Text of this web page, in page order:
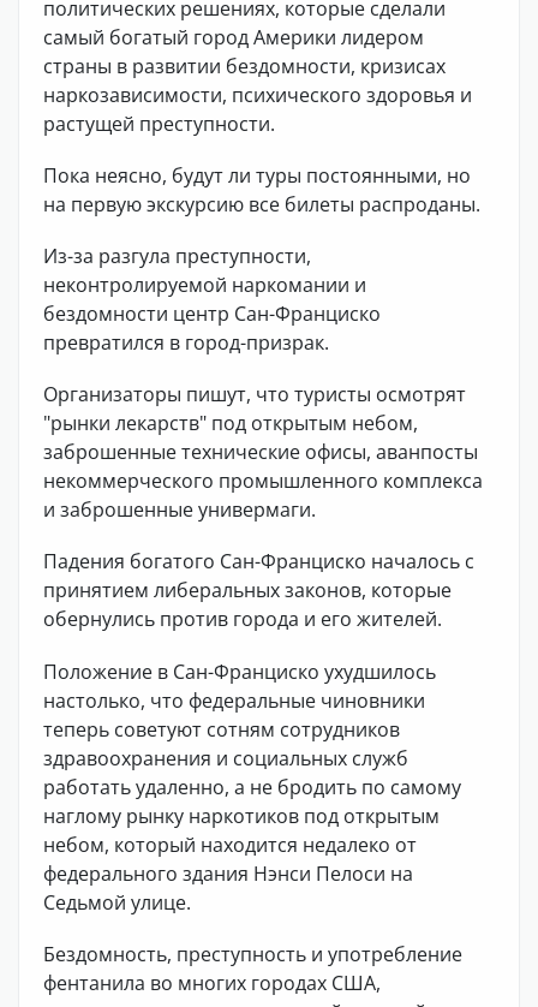
политических решениях, которые сделали
самый богатый город Америки лидером
страны в развитии бездомности, кризисах
наркозависимости, психического здоровья и
растущей преступности.
Пока неясно, будут ли туры постоянными, но
на первую экскурсию все билеты распроданы.
Из-за разгула преступности,
неконтролируемой наркомании и
бездомности центр Сан-Франциско
превратился в город-призрак.
Организаторы пишут, что туристы осмотрят
"рынки лекарств" под открытым небом,
заброшенные технические офисы, аванпосты
некоммерческого промышленного комплекса
и заброшенные универмаги.
Падения богатого Сан-Франциско началось с
принятием либеральных законов, которые
обернулись против города и его жителей.
Положение в Сан-Франциско ухудшилось
настолько, что федеральные чиновники
теперь советуют сотням сотрудников
здравоохранения и социальных служб
работать удаленно, а не бродить по самому
наглому рынку наркотиков под открытым
небом, который находится недалеко от
федерального здания Нэнси Пелоси на
Седьмой улице.
Бездомность, преступность и употребление
фентанила во многих городах США,